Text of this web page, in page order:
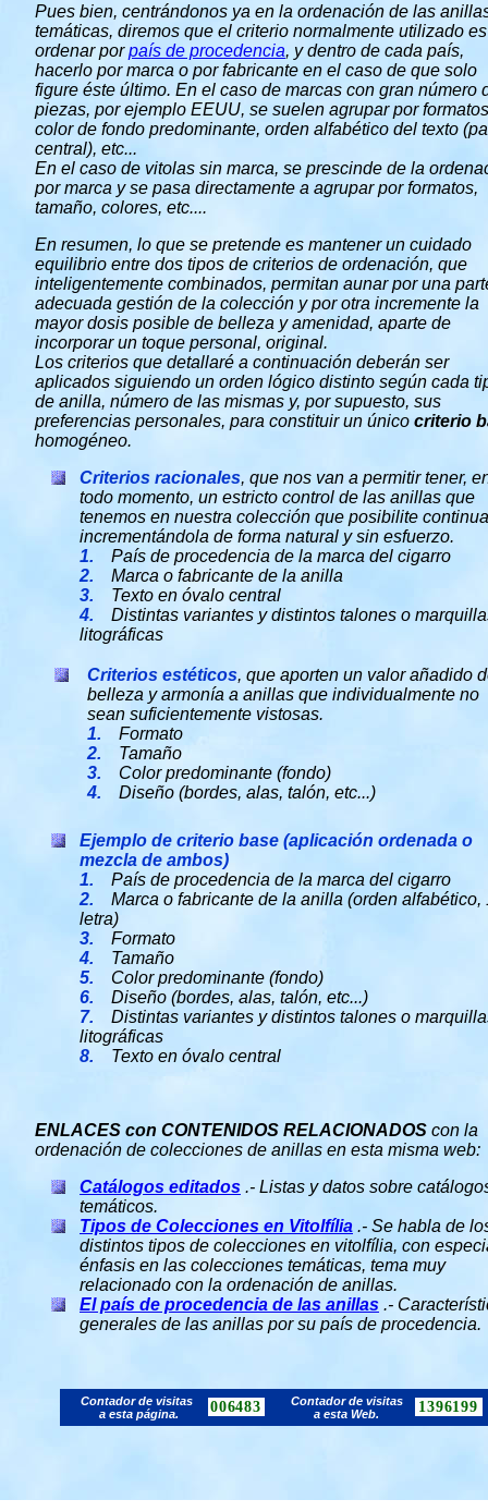
Pues bien, centrándonos ya en la ordenación de las
temáticas, diremos que el criterio normalmente utilizado es
ordenar porpaís de procedencia, y dentro de cada país,
hacerlo por marca o por fabricante en el caso de que solo
figure éste último. En el caso de marcas con gran número
piezas, por ejemplo EEUU, se suelen agrupar por
color de fondo predominante, orden alfabético del texto
central), etc...
En el caso de vitolas sin marca, se prescinde de la
por marca y se pasa directamente a agrupar por formatos,
tamaño, colores, etc....
En resumen, lo que se pretende es mantener un cuidado
equilibrio entre dos tipos de criterios de ordenación, que
inteligentemente combinados, permitan aunar por una
adecuada gestión de la colección y por otra incremente la
mayor dosis posible de belleza y amenidad, aparte de
incorporar un toque personal, original.
Los criterios que detallaré a continuación deberán ser
aplicados siguiendo un orden lógico distinto según cada
de anilla, número de las mismas y, por supuesto, sus
preferencias personales, para constituir un único criterio
homogéneo.
Criterios racionales, que nos van a permitir tener,
todo momento, un estricto control de las anillas que
tenemos en nuestra colección que posibilite
incrementándola de forma natural y sin esfuerzo.
1. País de procedencia de la marca del cigarro
2. Marca o fabricante de la anilla
3. Texto en óvalo central
4. Distintas variantes y distintos talones o
litográficas
Criterios estéticos, que aporten un valor añadido
belleza y armonía a anillas que individualmente no
sean suficientemente vistosas.
1. Formato
2. Tamaño
3.
Color predominante (fondo)
4. Diseño (bordes, alas, talón, etc...)
Ejemplo de criterio base (aplicación ordenada o
mezcla de ambos)
1. País de procedencia de la marca del cigarro
2. Marca o fabricante de la anilla (orden alfabético,
letra)
3.
Formato
4. Tamaño
5. Color predominante (fondo)
6. Diseño (bordes, alas, talón, etc...)
7.
Distintas variantes y distintos talones o
litográficas
8.
Texto en óvalo central
ENLACES con CONTENIDOS RELACIONADOS con la
ordenación de colecciones de anillas en esta misma web:
Catálogos editados .- Listas y datos sobre
temáticos.
Tipos de Colecciones en Vitolfília .- Se habla de
distintos tipos de colecciones en vitolfília, con
énfasis en las colecciones temáticas, tema muy
relacionado con la ordenación de anillas.
El país de procedencia de las anillas .-
generales de las anillas por su país de procedencia.
Contador de visitas
a esta página.
006483
Contador de visitas
a esta Web.
1396199